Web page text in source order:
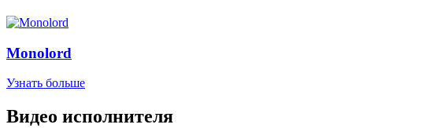
Monolord
Узнать больше
Видео исполнителя